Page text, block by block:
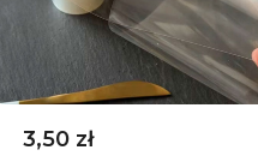
3,50 zł